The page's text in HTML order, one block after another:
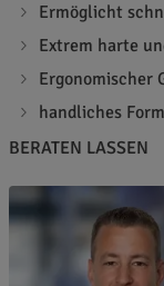
Ermöglicht
Extrem harte
Ergonomischer
handliches
BERATEN LASSEN